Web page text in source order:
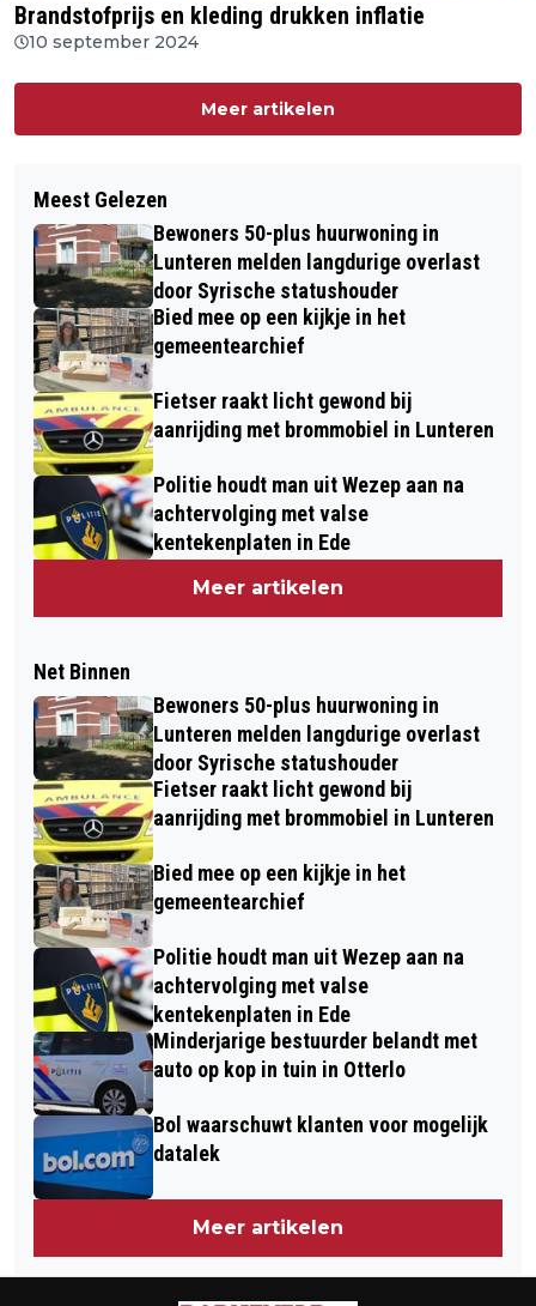
Brandstofprijs en kleding drukken inflatie
10 september 2024
Meer artikelen
Meest Gelezen
Bewoners 50-plus huurwoning in
Lunteren melden langdurige overlast
door Syrische statushouder
Bied mee op een kijkje in het
gemeentearchief
Fietser raakt licht gewond bij
aanrijding met brommobiel in Lunteren
Politie houdt man uit Wezep aan na
achtervolging met valse
kentekenplaten in Ede
Meer artikelen
Net Binnen
Bewoners 50-plus huurwoning in
Lunteren melden langdurige overlast
door Syrische statushouder
Fietser raakt licht gewond bij
aanrijding met brommobiel in Lunteren
Bied mee op een kijkje in het
gemeentearchief
Politie houdt man uit Wezep aan na
achtervolging met valse
kentekenplaten in Ede
Minderjarige bestuurder belandt met
auto op kop in tuin in Otterlo
Bol waarschuwt klanten voor mogelijk
datalek
Meer artikelen